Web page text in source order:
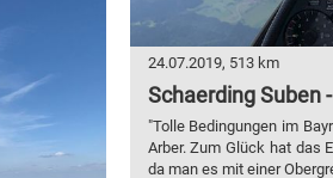
24.07.2019, 513 km
Schaerding Suben
"Tolle Bedingungen im
Arber. Zum Glück hat das
da man es mit einer